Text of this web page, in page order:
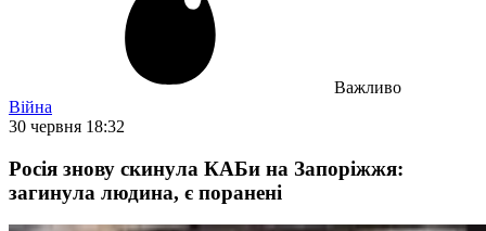
Важливо
Війна
30 червня 18:32
Росія знову скинула КАБи на Запоріжжя:
загинула людина, є поранені